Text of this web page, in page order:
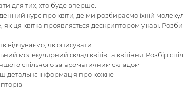
для тих, хто буде вперше.
курс про квіти, де ми розбираємо їхній
як ця квітка проявляється дескриптором у каві.
відчуваємо, як описувати
молекулярний склад квітів та квітіння. Розбір
іншого спільного за ароматичним складом
детальна інформація про кожне